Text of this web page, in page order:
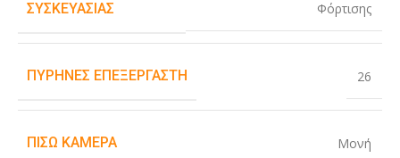
ΣΥΣΚΕΥΑΣΊΑΣ
Φόρτισης
ΠΥΡΉΝΕΣ ΕΠΕΞΕΡΓΑΣΤΉ 26
ΠΊΣΩ ΚΆΜΕΡΑ Μονή